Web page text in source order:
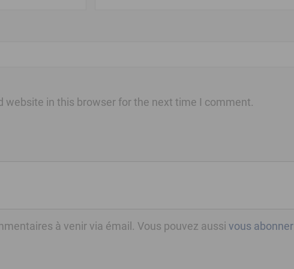
website in this browser for the next time I comment.
à venir via émail. Vous pouvez aussi vous abonner